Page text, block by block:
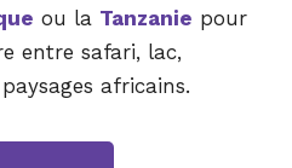
ou la Tanzanie pour
entre safari, lac,
africains.